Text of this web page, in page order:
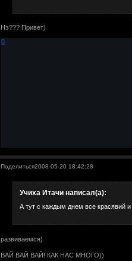
Нэ??? Привет)
0
Поделиться2008-05-20 18:42:28
Учиха Итачи написал(а):
А тут с каждым днем все красявий и
развиваемся)
ВАЙ ВАЙ ВАЙ! КАК НАС МНОГО))